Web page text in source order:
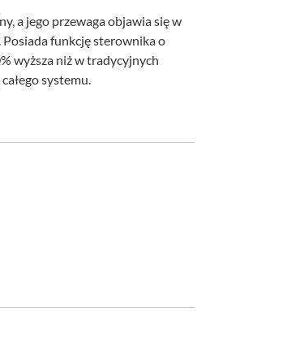
a jego przewaga objawia się w
funkcję sterownika o
wyższa niż w tradycyjnych
systemu.